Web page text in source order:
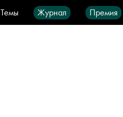
Темы Журнал Премия
Видео Город IT-продукты